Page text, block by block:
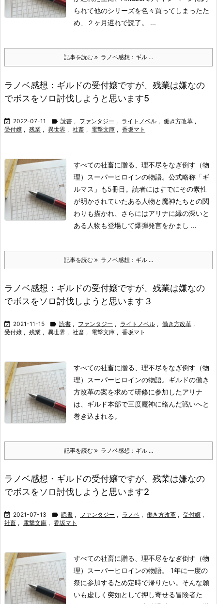
られて他のシリーズを色々買ってしまったた
め、２ヶ月遅れで読了。 ...
記事を読む ラノベ感想：ギル ...
ラノベ感想：ギルドの受付嬢ですが、残業は嫌なの
でボスをソロ討伐しようと思います5
 2022-07-11  読書 , ファンタジー , ライトノベル , 働き方改革 ,
受付嬢 , 残業 , 異世界 , 社畜 , 電撃文庫 , 香坂マト
すべての社畜に贈る、理不尽をなぎ倒す（物
理）スーパーヒロインの物語。公式略称「ギ
ルマス」も5冊目。読者にはすでにその素性
が明かされていたある人物と魔神たちとの関
わりも描かれ、さらにはアリナに縁の深いと
ある人物も登場して爆弾発言をかまし ...
記事を読む ラノベ感想：ギル ...
ラノベ感想：ギルドの受付嬢ですが、残業は嫌なの
でボスをソロ討伐しようと思います３
 2021-11-15  読書 , ファンタジー , ライトノベル , 働き方改革 ,
受付嬢 , 残業 , 異世界 , 社畜 , 電撃文庫 , 香坂マト
すべての社畜に贈る、理不尽をなぎ倒す（物
理）スーパーヒロインの物語。ギルドの働き
方改革の案を求めて研修に参加したアリナ
は、ギルド本部で三度魔神に絡んだ戦いへと
巻き込まれる。
記事を読む ラノベ感想：ギル ...
ラノベ感想・ギルドの受付嬢ですが、残業は嫌なの
でボスをソロ討伐しようと思います2
 2021-07-13  読書 , ファンタジー , ラノベ , 働き方改革 , 受付嬢 ,
社畜 , 電撃文庫 , 香坂マト
すべての社畜に贈る、理不尽をなぎ倒す（物
理）スーパーヒロインの物語。 1年に一度の
祭に参加するため定時で帰りたい。そんな願
いも虚しく突如として押し寄せる冒険者た